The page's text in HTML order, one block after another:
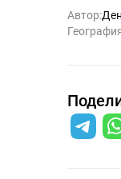
Автор: